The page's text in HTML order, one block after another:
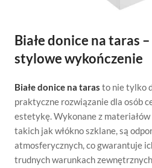
Białe donice na taras
stylowe wykończenie
Białe donice na taras to nie tylko
praktyczne rozwiązanie dla osób
estetykę. Wykonane z
takich jak włókno szklane, są
atmosferycznych, co gwarantuje
trudnych warunkach